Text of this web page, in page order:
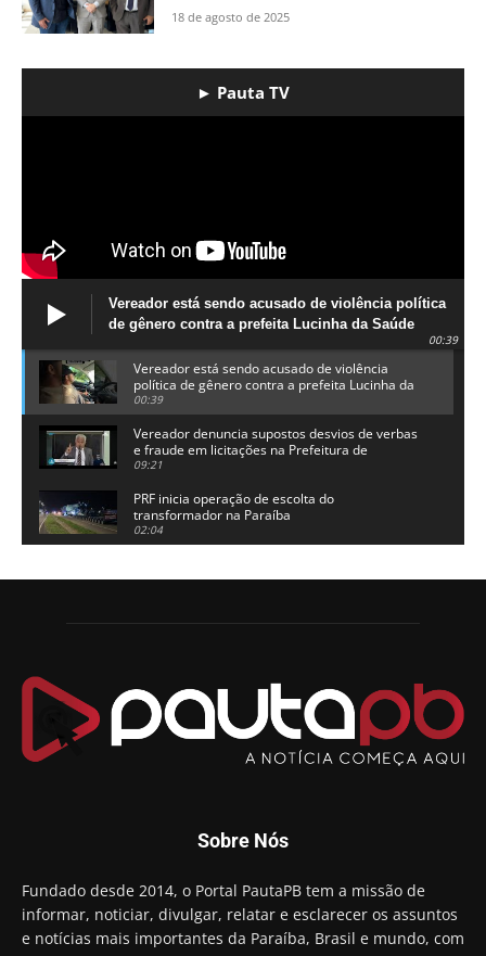
18 de agosto de 2025
► Pauta TV
Vereador está sendo acusado de violência política
de gênero contra a prefeita Lucinha da Saúde
00:39
Vereador está sendo acusado de violência
política de gênero contra a prefeita Lucinha da
Saúde
00:39
Vereador denuncia supostos desvios de verbas
e fraude em licitações na Prefeitura de
Alhandra
09:21
PRF inicia operação de escolta do
transformador na Paraíba
02:04
candidatura a governador da Paraíba
Chapa dos sonhos: Cícero agradece a Galdino,
Arthur Lira parabeniza Karla Pimentel por sua
reeleição em Conde
00:23
Aguinaldo Ribeiro destaca apoio do PP a Hugo
preso e faz vídeo na cadeia
Hugo Motta retira projeto que permitia bancos
"confiscar" dinheiro de clientes
01:49
Sobre Nós
Fundado desde 2014, o Portal PautaPB tem a missão de
informar, noticiar, divulgar, relatar e esclarecer os assuntos
e notícias mais importantes da Paraíba, Brasil e mundo, com